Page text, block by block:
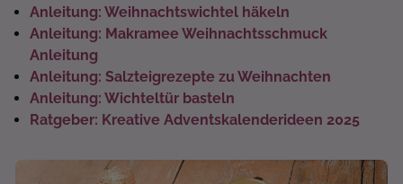
Anleitung: Weihnachtswichtel häkeln
Anleitung: Makramee Weihnachtsschmuck
Anleitung
Anleitung: Salzteigrezepte zu Weihnachten
Anleitung: Wichteltür basteln
Ratgeber: Kreative Adventskalenderideen 2025